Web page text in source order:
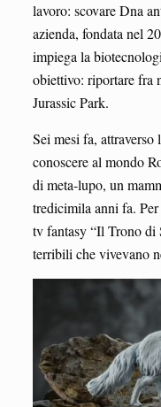
lavoro: scovare Dna
azienda, fondata nel
impiega la
obiettivo: riportare fra
Jurassic Park.
Sei mesi fa,
conoscere al mondo
di meta-lupo, un
tredicimila anni fa.
tv fantasy “Il Trono di
terribili che vivevano